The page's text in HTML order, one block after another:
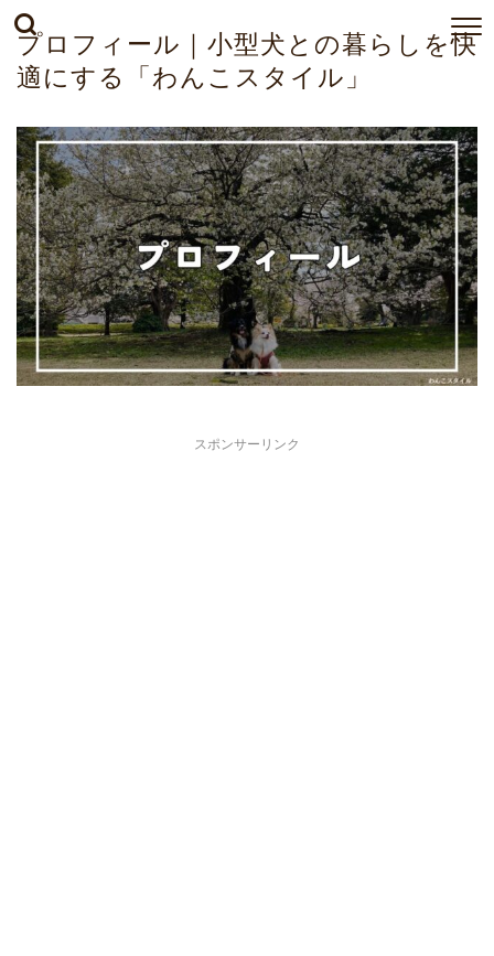
プロフィール｜小型犬との暮らしを快
適にする「わんこスタイル」
スポンサーリンク